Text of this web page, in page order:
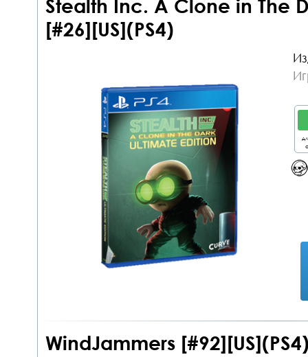
Stealth Inc. A Clone in The
[#26][US](PS4)
WindJammers